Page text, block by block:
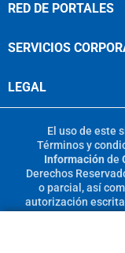
RED DE PORTALES
SERVICIOS
LEGAL
El uso de este
Términos y
Información de
Derechos
o parcial, así
autorización